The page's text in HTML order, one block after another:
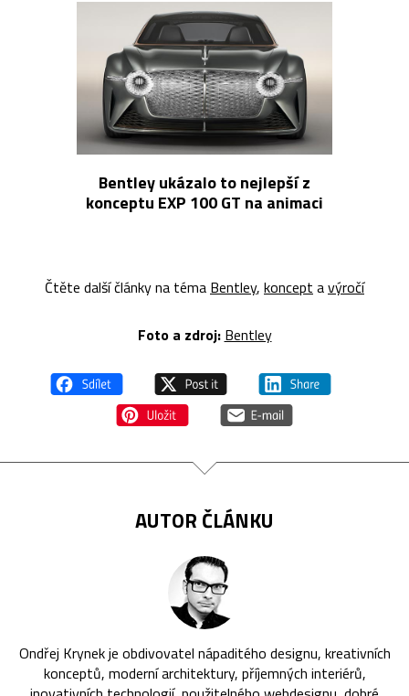
Bentley ukázalo to nejlepší z
konceptu EXP 100 GT na animaci
Čtěte další články na téma Bentley, koncept avýročí
Foto a zdroj: Bentley
AUTOR ČLÁNKU
Ondřej Krynek je obdivovatel nápaditého designu, kreativních
konceptů, moderní architektury, příjemných interiérů,